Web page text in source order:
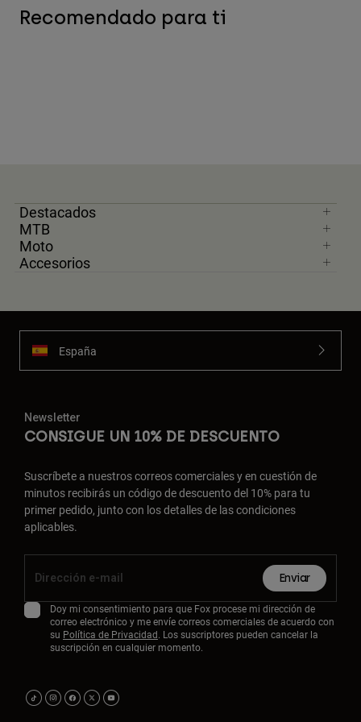
Recomendado para ti
Destacados
MTB
Moto
Accesorios
España
Newsletter
CONSIGUE UN 10% DE DESCUENTO
Suscríbete a nuestros correos comerciales y en cuestión de
minutos recibirás un código de descuento del 10% para tu
primer pedido, junto con los detalles de las condiciones
aplicables.
Enviar
Doy mi consentimiento para que Fox procese mi dirección de
correo electrónico y me envíe correos comerciales de acuerdo con
su Política de Privacidad. Los suscriptores pueden cancelar la
suscripción en cualquier momento.